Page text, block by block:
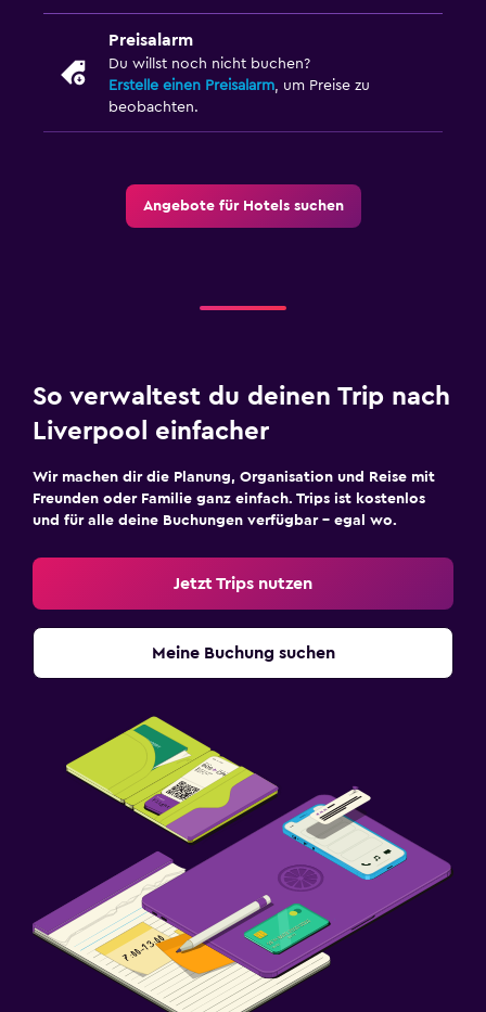
Preisalarm
Du willst noch nicht buchen?
Erstelle einen Preisalarm , um Preise zu
beobachten.
Angebote für Hotels suchen
So verwaltest du deinen Trip nach
Liverpool einfacher
Wir machen dir die Planung, Organisation und Reise mit
Freunden oder Familie ganz einfach. Trips ist kostenlos
und für alle deine Buchungen verfügbar – egal wo.
Jetzt Trips nutzen
Meine Buchung suchen